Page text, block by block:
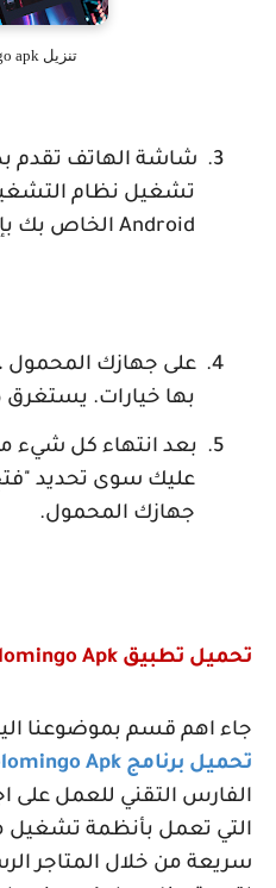
تنزيل velomingo apk
3.
شاشة الهاتف تقدم
تشغيل نظام
Android الخاص بك
4.
على جهازك المحمول
بها خيارات.
5.
بعد انتهاء كل شيء من
عليك سوى تحديد
جهازك المحمول.
تحميل تطبيق Apk
جاء اهم قسم بموضوعنا
تحميل برنامج Apk
الفارس التقني للعمل على
التي تعمل بأنظمة تشغيل
سريعة من خلال المتاجر